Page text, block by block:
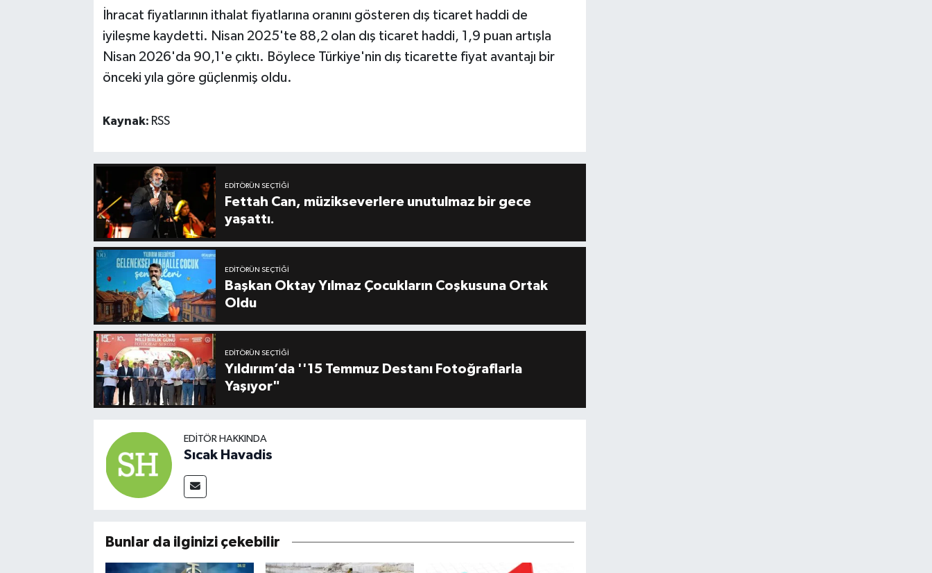
İhracat fiyatlarının ithalat fiyatlarına oranını gösteren dış ticaret haddi de
iyileşme kaydetti. Nisan 2025'te 88,2 olan dış ticaret haddi, 1,9 puan artışla
Nisan 2026'da 90,1'e çıktı. Böylece Türkiye'nin dış ticarette fiyat avantajı bir
önceki yıla göre güçlenmiş oldu.
Kaynak: RSS
EDITÖRÜN SEÇTIĞI
Fettah Can, müzikseverlere unutulmaz bir gece
yaşattı.
EDITÖRÜN SEÇTIĞI
Başkan Oktay Yılmaz Çocukların Coşkusuna Ortak
Oldu
EDITÖRÜN SEÇTIĞI
Yıldırım’da ''15 Temmuz Destanı Fotoğraflarla
Yaşıyor"
EDITÖR HAKKINDA
Sıcak Havadis
Bunlar da ilginizi çekebilir